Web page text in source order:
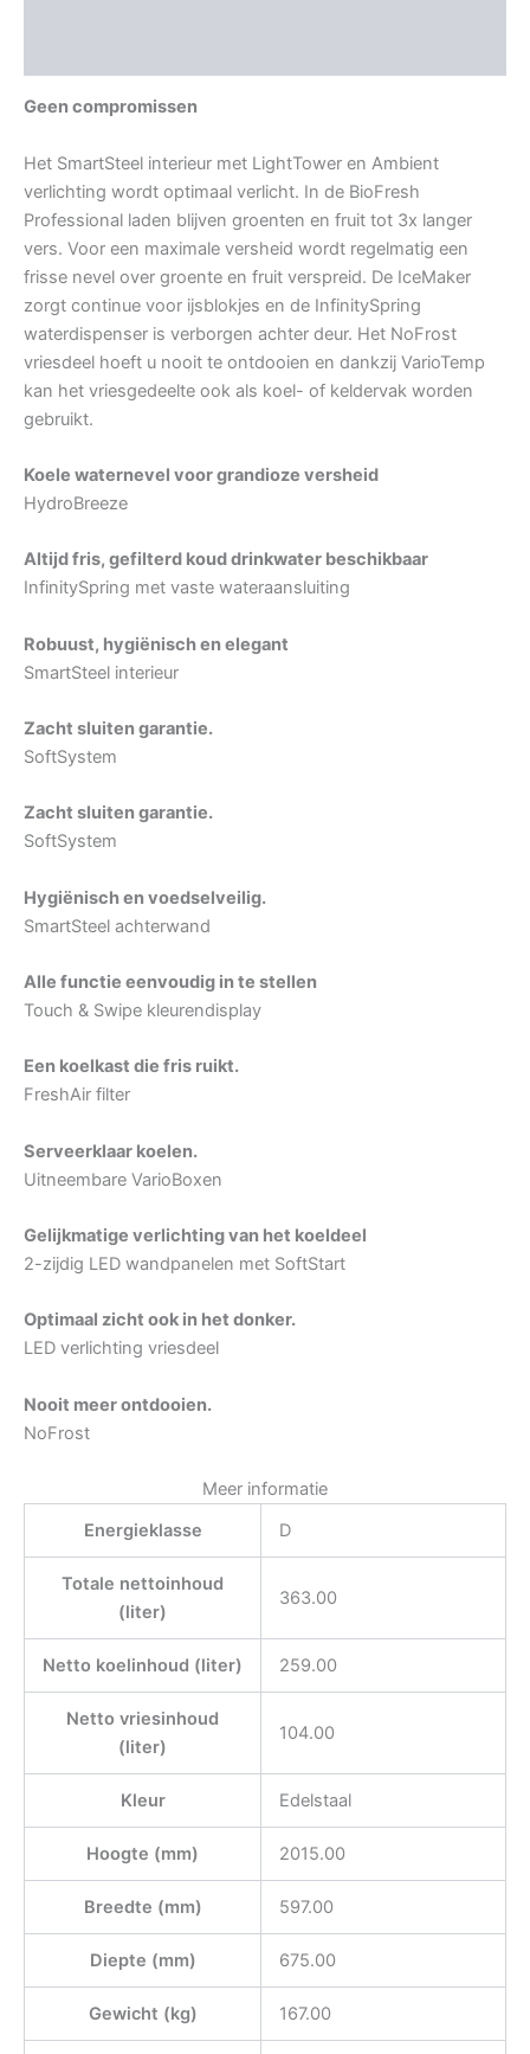
Geen compromissen
Het SmartSteel interieur met LightTower en Ambient
verlichting wordt optimaal verlicht. In de BioFresh
Professional laden blijven groenten en fruit tot 3x langer
vers. Voor een maximale versheid wordt regelmatig een
frisse nevel over groente en fruit verspreid. De IceMaker
zorgt continue voor ijsblokjes en de InfinitySpring
waterdispenser is verborgen achter deur. Het NoFrost
vriesdeel hoeft u nooit te ontdooien en dankzij VarioTemp
kan het vriesgedeelte ook als koel- of keldervak worden
gebruikt.
Koele waternevel voor grandioze versheid
HydroBreeze
Altijd fris, gefilterd koud drinkwater beschikbaar
InfinitySpring met vaste wateraansluiting
Robuust, hygiënisch en elegant
SmartSteel interieur
Zacht sluiten garantie.
SoftSystem
Zacht sluiten garantie.
SoftSystem
Hygiënisch en voedselveilig.
SmartSteel achterwand
Alle functie eenvoudig in te stellen
Touch & Swipe kleurendisplay
Een koelkast die fris ruikt.
FreshAir filter
Serveerklaar koelen.
Uitneembare VarioBoxen
Gelijkmatige verlichting van het koeldeel
2-zijdig LED wandpanelen met SoftStart
Optimaal zicht ook in het donker.
LED verlichting vriesdeel
Nooit meer ontdooien.
NoFrost
Meer informatie
Energieklasse
D
Totale nettoinhoud
(liter)
363.00
Netto koelinhoud (liter) 259.00
Netto vriesinhoud
(liter)
104.00
Kleur Edelstaal
Hoogte (mm) 2015.00
Breedte (mm) 597.00
Diepte (mm) 675.00
Gewicht (kg) 167.00